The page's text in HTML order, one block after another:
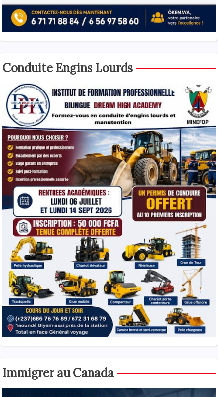
Conduite Engins Lourds
Immigrer au Canada